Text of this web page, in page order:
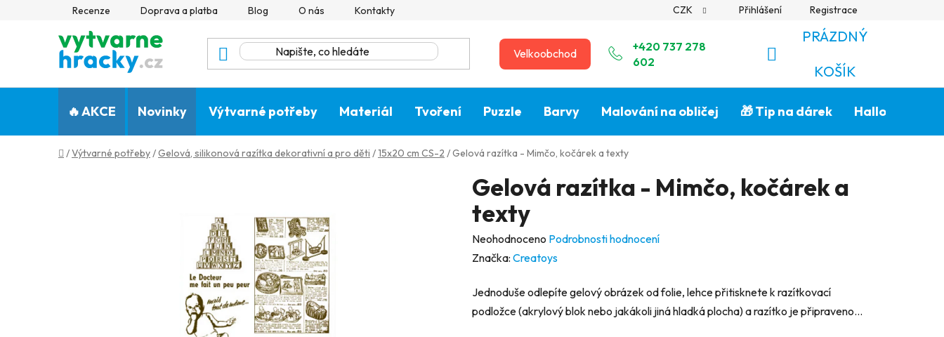
Recenze Doprava a platba Blog O nás Kontakty CZK Přihlášení Registrace
Velkoobchod
+420 737 278
602
NÁKUPNÍ
KOŠÍK
PRÁZDNÝ
KOŠÍK
🔥 AKCE Novinky Výtvarné potřeby Materiál Tvoření Puzzle Barvy Malování na obličej 🎁 Tip na dárek Halloween🎃
Domů
/Výtvarné potřeby/Gelová, silikonová razítka dekorativní a pro děti /15x20 cm CS-2 /Gelová razítka - Mimčo, kočárek a texty
Gelová razítka - Mimčo, kočárek a
texty
Průměrné
hodnocení
je
0,0
Neohodnoceno Podrobnosti hodnocení
Značka: Creatoys
Jednoduše odlepíte gelový obrázek od folie, lehce přitisknete k razítkovací
podložce (akrylový blok nebo jakákoli jiná hladká plocha) a razítko je připraveno...